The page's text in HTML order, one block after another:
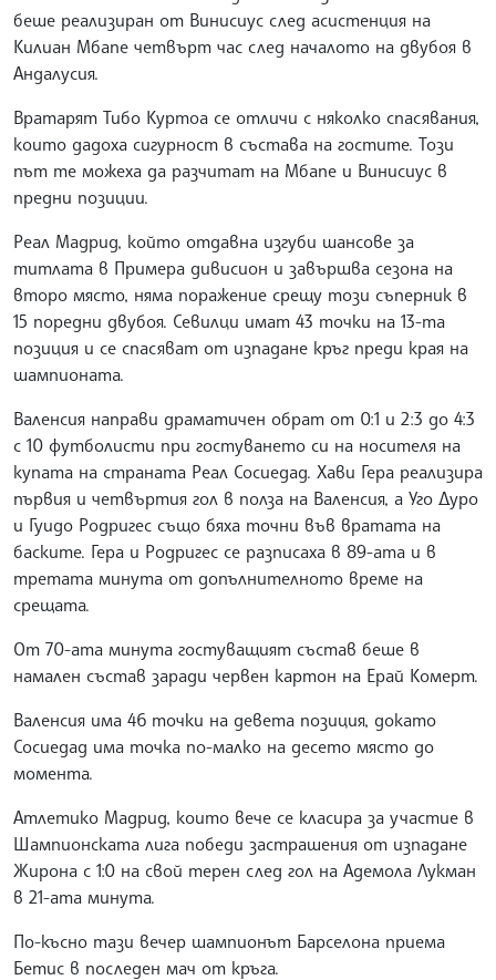
беше реализиран от Винисиус след асистенция на
Килиан Мбапе четвърт час след началото на двубоя в
Андалусия.
Вратарят Тибо Куртоа се отличи с няколко спасявания,
които дадоха сигурност в състава на гостите. Този
път те можеха да разчитат на Мбапе и Винисиус в
предни позиции.
Реал Мадрид, който отдавна изгуби шансове за
титлата в Примера дивисион и завършва сезона на
второ място, няма поражение срещу този съперник в
15 поредни двубоя. Севилци имат 43 точки на 13-та
позиция и се спасяват от изпадане кръг преди края на
шампионата.
Валенсия направи драматичен обрат от 0:1 и 2:3 до 4:3
с 10 футболисти при гостуването си на носителя на
купата на страната Реал Сосиедад. Хави Гера реализира
първия и четвъртия гол в полза на Валенсия, а Уго Дуро
и Гуидо Родригес също бяха точни във вратата на
баските. Гера и Родригес се разписаха в 89-ата и в
третата минута от допълнителното време на
срещата.
От 70-ата минута гостуващият състав беше в
намален състав заради червен картон на Ерай Комерт.
Валенсия има 46 точки на девета позиция, докато
Сосиедад има точка по-малко на десето място до
момента.
Атлетико Мадрид, които вече се класира за участие в
Шампионската лига победи застрашения от изпадане
Жирона с 1:0 на свой терен след гол на Адемола Лукман
в 21-ата минута.
По-късно тази вечер шампионът Барселона приема
Бетис в последен мач от кръга.